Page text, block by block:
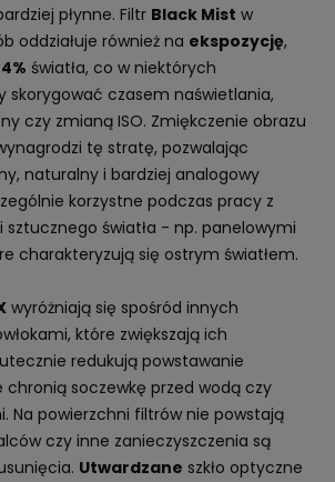
płynne. Filtr Black Mist w
oddziałuje również na ekspozycję,
światła, co w niektórych
skorygować czasem naświetlania,
czy zmianą ISO. Zmiękczenie obrazu
tę stratę, pozwalając
naturalny i bardziej analogowy
korzystne podczas pracy z
sztucznego światła - np. panelowymi
charakteryzują się ostrym światłem.
wyróżniają się spośród innych
które zwiększają ich
redukują powstawanie
chronią soczewkę przed wodą czy
Na powierzchni filtrów nie powstają
czy inne zanieczyszczenia są
Utwardzane szkło optyczne